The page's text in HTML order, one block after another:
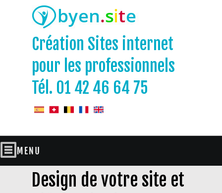
Création Sites internet
pour les professionnels
Tél. 01 42 46 64 75
Design de votre site et